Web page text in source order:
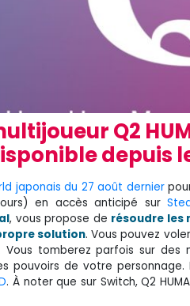
Q2
depuis
japonais du 27 août dernier
en accès anticipé sur
, vous propose de résoudre les
solution. Vous pouvez
tomberez parfois sur des
pouvoirs de votre
. À noter que sur Switch, Q2